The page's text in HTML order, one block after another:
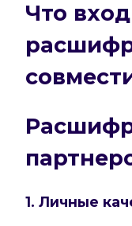
Что
1. Личные